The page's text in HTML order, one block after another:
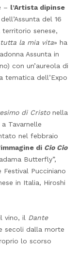
– l’Artista dipinse
del 16
senese,
tutta la mia vita» ha
Assunta in
con un’aureola di
tematica dell’Expo
di Cristonella
Tavarnelle
nel febbraio
di Cio Cio
Butterfly”,
Pucciniano
in Italia, Hiroshi
vino, il Dante
secoli dalla morte
lo scorso